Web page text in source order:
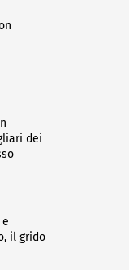
dei
il grido